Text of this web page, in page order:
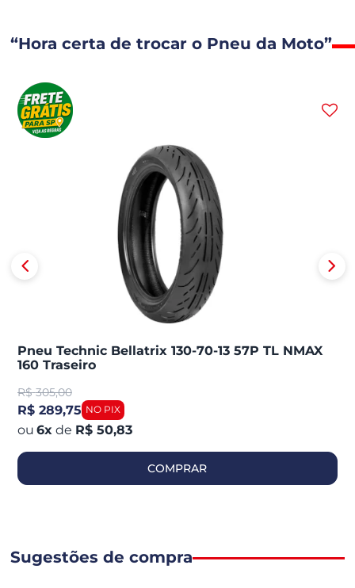
“Hora certa de trocar o Pneu da Moto”
Pneu Technic Bellatrix 130-70-13 57P TL NMAX
160 Traseiro
R$ 305,00
R$ 289,75
6x de R$ 50,83
COMPRAR
Sugestões de compra